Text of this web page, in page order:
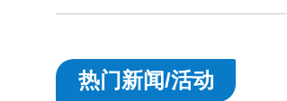
热门新闻/活动